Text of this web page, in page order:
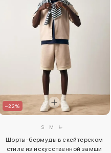
–22%
S M L
Шорты-бермуды в скейтерском
стиле из искусственной замши